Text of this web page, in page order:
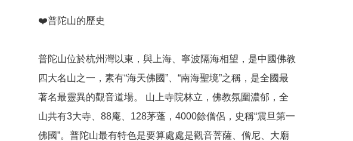
❤️普陀山的歷史
普陀山位於杭州灣以東，與上海、寧波隔海相望，是中國佛教
四大名山之一，素有“海天佛國”、“南海聖境”之稱，是全國最
著名最靈異的觀音道場。 山上寺院林立，佛教氛圍濃郁，全
山共有3大寺、88庵、128茅蓬，4000餘僧侶，史稱“震旦第一
佛國”。普陀山最有特色是要算處處是觀音菩薩、僧尼、大廟